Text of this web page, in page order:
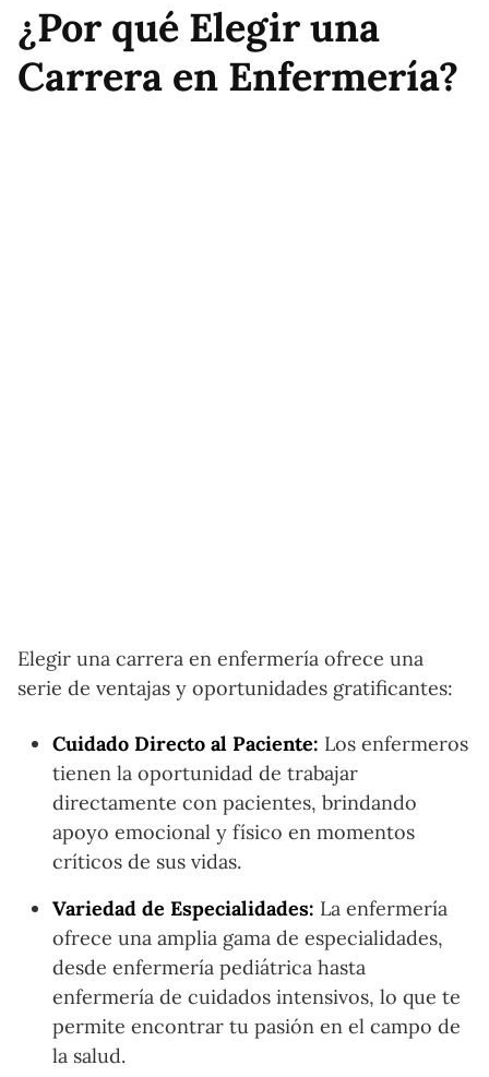
¿Por qué Elegir una
Carrera en Enfermería?
Elegir una carrera en enfermería ofrece una
serie de ventajas y oportunidades gratificantes:
Cuidado Directo al Paciente: Los enfermeros
tienen la oportunidad de trabajar
directamente con pacientes, brindando
apoyo emocional y físico en momentos
críticos de sus vidas.
Variedad de Especialidades: La enfermería
ofrece una amplia gama de especialidades,
desde enfermería pediátrica hasta
enfermería de cuidados intensivos, lo que te
permite encontrar tu pasión en el campo de
la salud.